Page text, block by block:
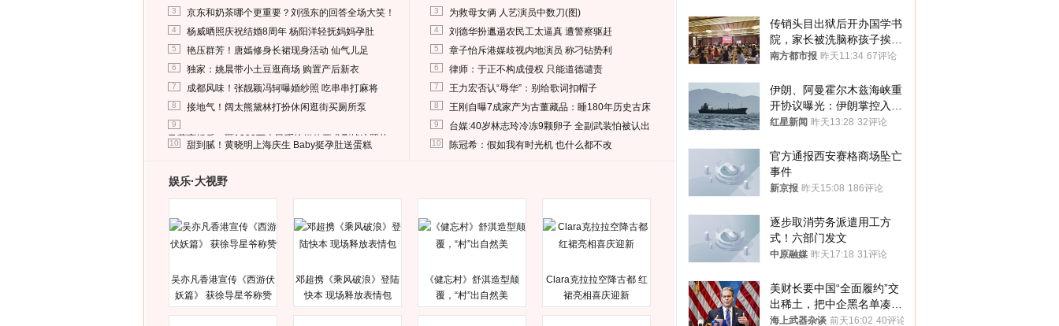
3 京东和奶茶哪个更重要？刘强东的回答全场大笑！
4 杨威晒照庆祝结婚8周年 杨阳洋轻抚妈妈孕肚
5 艳压群芳！唐嫣修身长裙现身活动 仙气儿足
6 独家：姚晨带小土豆逛商场 购置产后新衣
7 成都风味！张靓颖冯轲曝婚纱照 吃串串打麻将
8 接地气！阔太熊黛林打扮休闲逛街买厕所泵
9
马蓉离婚后，砸1000万人民币给媒体要求删掉这照片
10 甜到腻！黄晓明上海庆生 Baby挺孕肚送蛋糕
3 为救母女俩 人艺演员中数刀(图)
4 刘德华扮邋遢农民工太逼真 遭警察驱赶
5 章子怡斥港媒歧视内地演员 称刁钻势利
6 律师：于正不构成侵权 只能道德谴责
7 王力宏否认“辱华”：别给歌词扣帽子
8 王刚自曝7成家产为古董藏品：睡180年历史古床
9 台媒:40岁林志玲冷冻9颗卵子 全副武装怕被认出
10 陈冠希：假如我有时光机 也什么都不改
娱乐·大视野
吴亦凡香港宣传《西游伏
妖篇》 获徐导星爷称赞
邓超携《乘风破浪》登陆
快本 现场释放表情包
《健忘村》舒淇造型颠
覆，“村”出自然美
Clara克拉拉空降古都 红
裙亮相喜庆迎新
传销头目出狱后开办国学书
院，家长被洗脑称孩子挨打
才有效果
南方都市报 昨天11:34 67评论
伊朗、阿曼霍尔木兹海峡重
开协议曝光：伊朗掌控入湾
航道，与阿曼平分“服务费”
红星新闻 昨天13:28 32评论
官方通报西安赛格商场坠亡
事件
新京报 昨天15:08 186评论
逐步取消劳务派遣用工方
式！六部门发文
中原融媒 昨天17:18 31评论
美财长要中国“全面履约”交
出稀土，把中企黑名单凑到
187家，中方做最坏打算
海上武器杂谈 前天16:02 40评论